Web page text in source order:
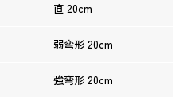
直 20cm
弱弯形 20cm
強弯形 20cm